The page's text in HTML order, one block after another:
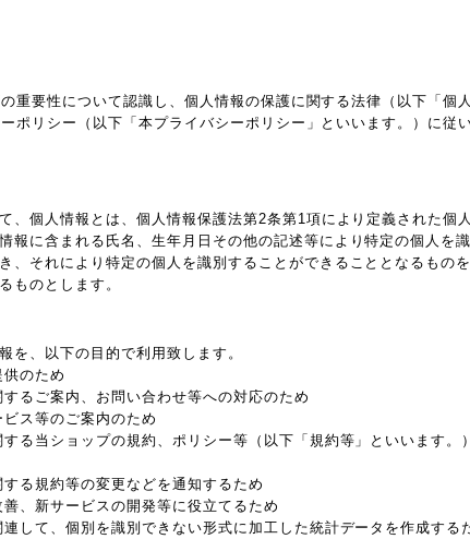
重要性について認識し、個人情報の保護に関する法律（以下「個
ポリシー（以下「本プライバシーポリシー」といいます。）に従
、個人情報とは、個人情報保護法第2条第1項により定義された個
報に含まれる氏名、生年月日その他の記述等により特定の個人を
、それにより特定の個人を識別することができることとなるもの
ものとします。
を、以下の目的で利用致します。
供のため
するご案内、お問い合わせ等への対応のため
ビス等のご案内のため
する当ショップの規約、ポリシー等（以下「規約等」といいます
する規約等の変更などを通知するため
善、新サービスの開発等に役立てるため
連して、個別を識別できない形式に加工した統計データを作成する